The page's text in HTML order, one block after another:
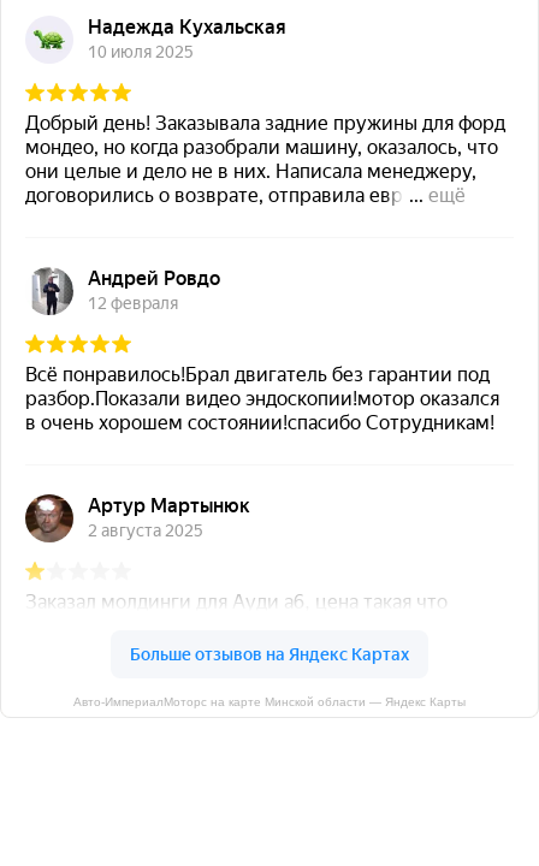
Авто-ИмпериалМоторс на карте Минской области — Яндекс Карты